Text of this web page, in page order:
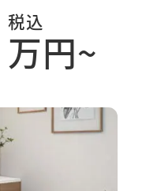
税込
万円~